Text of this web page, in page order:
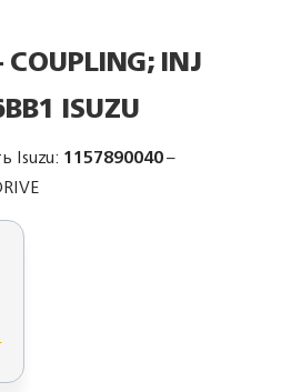
INJ
ISUZU
Isuzu: 1157890040–